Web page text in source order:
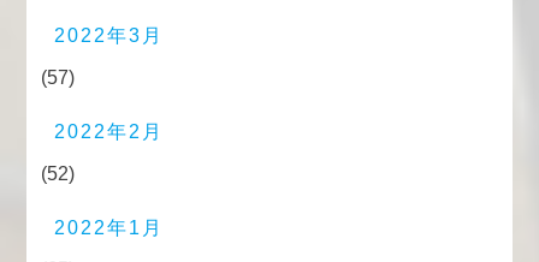
2022年3月
(57)
2022年2月
(52)
2022年1月